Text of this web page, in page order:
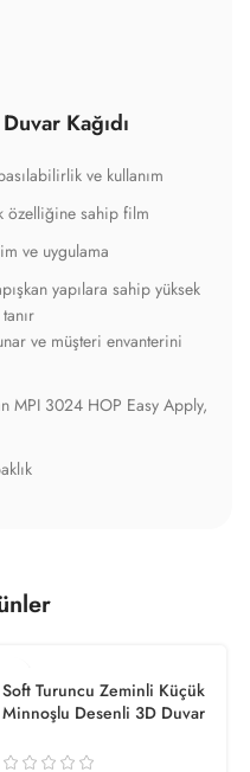
Kağıdı
ve kullanım
özelliğine sahip film
ve uygulama
yapılara sahip yüksek
ve müşteri envanterini
MPI 3024 HOP Easy Apply,
Soft Turuncu Zeminli Küçük
Minnoşlu Desenli 3D Duvar